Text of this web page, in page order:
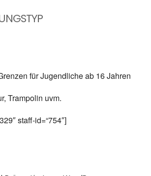
für Jugendliche ab 16 Jahren
Trampolin uvm.
staff-id=“754″]